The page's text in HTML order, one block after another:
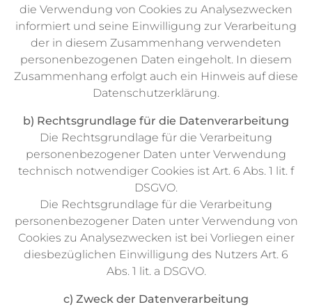
die Verwendung von Cookies zu Analysezwecken
informiert und seine Einwilligung zur Verarbeitung
der in diesem Zusammenhang verwendeten
personenbezogenen Daten eingeholt. In diesem
Zusammenhang erfolgt auch ein Hinweis auf diese
Datenschutzerklärung.
b) Rechtsgrundlage für die Datenverarbeitung
Die Rechtsgrundlage für die Verarbeitung
personenbezogener Daten unter Verwendung
technisch notwendiger Cookies ist Art. 6 Abs. 1 lit. f
DSGVO.
Die Rechtsgrundlage für die Verarbeitung
personenbezogener Daten unter Verwendung von
Cookies zu Analysezwecken ist bei Vorliegen einer
diesbezüglichen Einwilligung des Nutzers Art. 6
Abs. 1 lit. a DSGVO.
c) Zweck der Datenverarbeitung